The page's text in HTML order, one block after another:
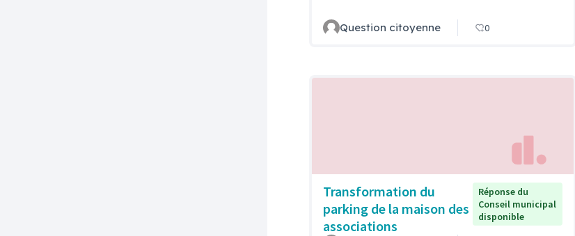
Question citoyenne 0
Transformation du
parking de la maison des
associations
Réponse du
Conseil municipal
disponible